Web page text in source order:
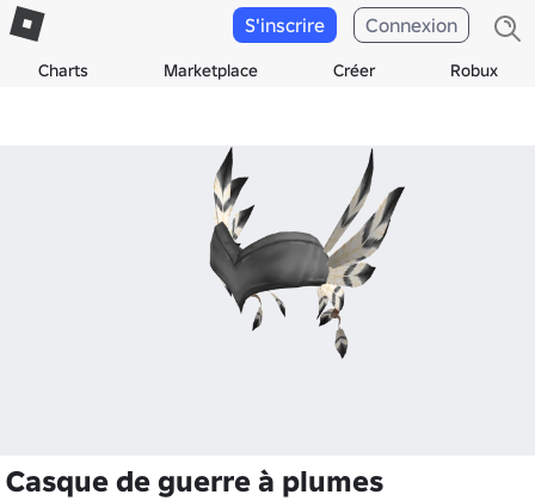
Charts Marketplace Créer Robux
S'inscrire Connexion
Casque de guerre à plumes